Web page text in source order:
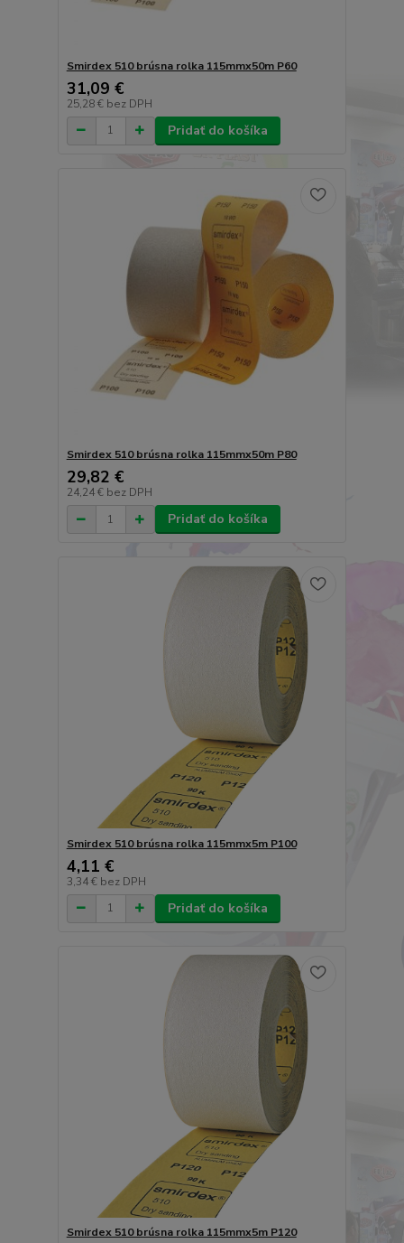
Smirdex 510 brúsna rolka 115mmx50m P60
31,09 €
25,28 € bez DPH
Pridať do košíka
Smirdex 510 brúsna rolka 115mmx50m P80
29,82 €
24,24 € bez DPH
Pridať do košíka
Smirdex 510 brúsna rolka 115mmx5m P100
4,11 €
3,34 € bez DPH
Pridať do košíka
Smirdex 510 brúsna rolka 115mmx5m P120